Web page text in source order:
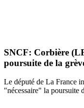
SNCF: Corbière
poursuite de la
Le député de La France
"nécessaire" la poursuite